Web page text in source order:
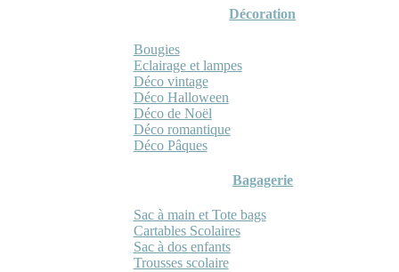
Décoration
Bougies
Eclairage et lampes
Déco vintage
Déco Halloween
Déco de Noël
Déco romantique
Déco Pâques
Bagagerie
Sac à main et Tote bags
Cartables Scolaires
Sac à dos enfants
Trousses scolaire